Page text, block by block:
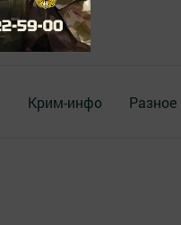
Крим-инфо Разное